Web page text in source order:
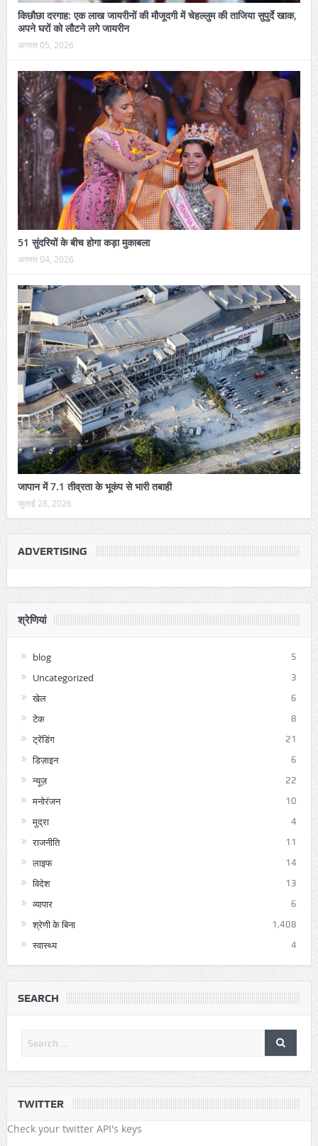
किछौछा दरगाह: एक लाख जायरीनों की मौजूदगी में चेहल्लुम की ताजिया सुपुर्दे खाक,
अपने घरों को लौटने लगे जायरीन
अगस्त 05, 2026
51 सुंदरियों के बीच होगा कड़ा मुकाबला
अगस्त 04, 2026
जापान में 7.1 तीव्रता के भूकंप से भारी तबाही
जुलाई 28, 2026
ADVERTISING
श्रेणियां
blog 5
Uncategorized 3
खेल 6
टेक 8
ट्रेंडिंग 21
डिज़ाइन 6
न्यूज़ 22
मनोरंजन 10
मुद्रा 4
राजनीति 11
लाइफ 14
विदेश 13
व्यापार 6
श्रेणी के बिना 1,408
स्वास्थ्य 4
SEARCH
TWITTER
Check your twitter API's keys